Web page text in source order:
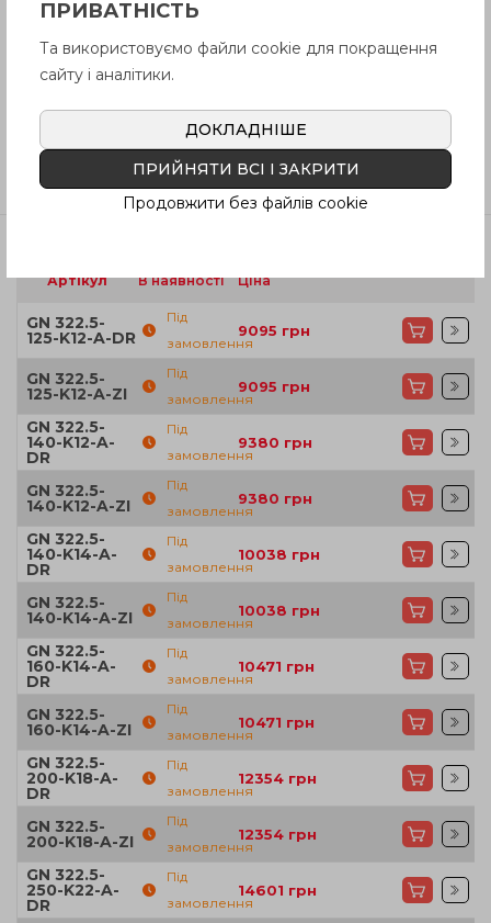
Питання про продукцію
Артікул В наявності Ціна
GN 322.5-
125-K12-A-DR
Під
замовлення
9095 грн
GN 322.5-
125-K12-A-ZI
Під
замовлення
9095 грн
GN 322.5-
140-K12-A-
DR
Під
замовлення
9380 грн
GN 322.5-
140-K12-A-ZI
Під
замовлення
9380 грн
GN 322.5-
140-K14-A-
DR
Під
замовлення
10038 грн
GN 322.5-
140-K14-A-ZI
Під
замовлення
10038 грн
GN 322.5-
160-K14-A-
DR
Під
замовлення
10471 грн
GN 322.5-
160-K14-A-ZI
Під
замовлення
10471 грн
GN 322.5-
200-K18-A-
DR
Під
замовлення
12354 грн
GN 322.5-
200-K18-A-ZI
Під
замовлення
12354 грн
GN 322.5-
250-K22-A-
DR
Під
замовлення
14601 грн
ПРИВАТНІСТЬ
Та використовуємо файли cookie для покращення
сайту і аналітики.
ДОКЛАДНІШЕ
ПРИЙНЯТИ ВСІ І ЗАКРИТИ
Продовжити без файлів cookie